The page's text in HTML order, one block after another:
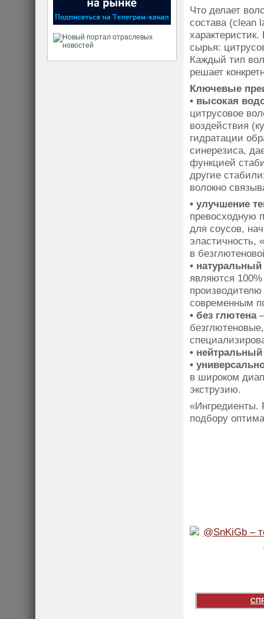
Что делает
состава (clean
сырья:
Каждый тип
решает
Ключевые
• высокая
цитрусовое
воздействия
гидратации
синерезиса,
функцией
другие
волокно
• улучшение
превосходную
для соусов,
эластичность,
в
•
являются
производителю
современным
• без глютена–
•
•
в широком
экструзию.
«Ингредиенты.
подбору